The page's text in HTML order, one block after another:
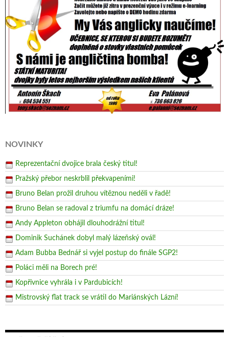
NOVINKY
Reprezentační dvojice brala český titul!
Pražský přebor neskrblil překvapeními!
Bruno Belan prožil druhou vítěznou neděli v řadě!
Bruno Belan se radoval z triumfu na domácí dráze!
Andy Appleton obhájil dlouhodrážní titul!
Dominik Suchánek dobyl malý lázeňský ovál!
Adam Bubba Bednář si vyjel postup do finále SGP2!
Poláci měli na Borech pré!
Kopřivnice vyhrála i v Pardubicích!
Mistrovský flat track se vrátil do Mariánských Lázní!